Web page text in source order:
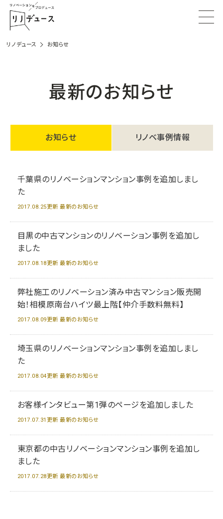
リノデュース お知らせ
最新のお知らせ
お知らせ リノベ事例情報
千葉県のリノベーションマンション事例を追加しまし
た
2017.08.25更新 最新のお知らせ
目黒の中古マンションのリノベーション事例を追加し
ました
2017.08.18更新 最新のお知らせ
弊社施工のリノベーション済み中古マンション販売開
始！相模原南台ハイツ最上階【仲介手数料無料】
2017.08.09更新 最新のお知らせ
埼玉県のリノベーションマンション事例を追加しまし
た
2017.08.04更新 最新のお知らせ
お客様インタビュー第1弾のページを追加しました
2017.07.31更新 最新のお知らせ
東京都の中古リノベーションマンション事例を追加し
ました
2017.07.28更新 最新のお知らせ